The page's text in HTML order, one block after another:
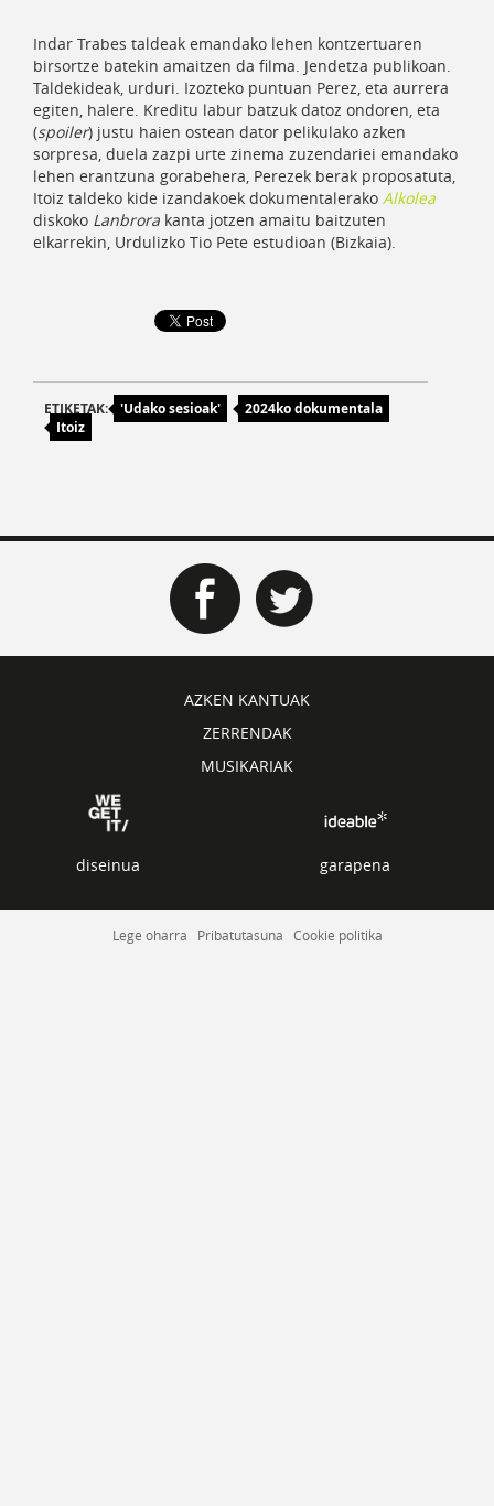
Indar Trabes taldeak emandako lehen kontzertuaren
birsortze batekin amaitzen da filma. Jendetza publikoan.
Taldekideak, urduri. Izozteko puntuan Perez, eta aurrera
egiten, halere. Kreditu labur batzuk datoz ondoren, eta
(spoiler) justu haien ostean dator pelikulako azken
sorpresa, duela zazpi urte zinema zuzendariei emandako
lehen erantzuna gorabehera, Perezek berak proposatuta,
Itoiz taldeko kide izandakoek dokumentalerako Alkolea
diskoko Lanbrora kanta jotzen amaitu baitzuten
elkarrekin, Urdulizko Tio Pete estudioan (Bizkaia).
ETIKETAK: 'Udako sesioak'
2024ko dokumentala
Itoiz
AZKEN KANTUAK
ZERRENDAK
MUSIKARIAK
diseinua garapena
Lege oharra Pribatutasuna Cookie politika